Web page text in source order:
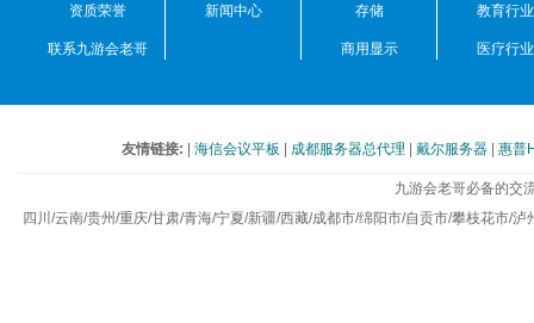
资质荣誉
联系九游会老哥
新闻中心 存储
商用显示
教育行业
医疗行业
友情链接: |海信会议平板 | 成都服务器总代理 |戴尔服务器 |惠普
九游会老哥必备的
四川/云南/贵州/重庆/甘肃/青海/宁夏/新疆/西藏/成都市/绵阳市/自贡市/